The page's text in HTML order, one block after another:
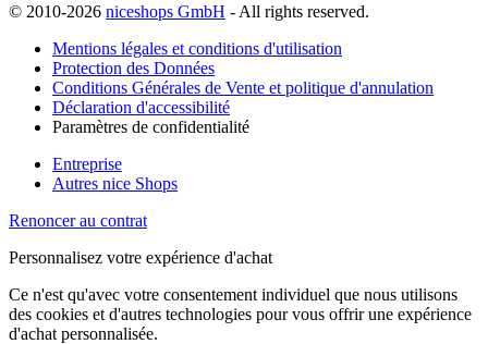
© 2010-2026 niceshops GmbH - All rights reserved.
Mentions légales et conditions d'utilisation
Protection des Données
Conditions Générales de Vente et politique d'annulation
Déclaration d'accessibilité
Paramètres de confidentialité
Entreprise
Autres nice Shops
Renoncer au contrat
Personnalisez votre expérience d'achat
Ce n'est qu'avec votre consentement individuel que nous utilisons
des cookies et d'autres technologies pour vous offrir une expérience
d'achat personnalisée.